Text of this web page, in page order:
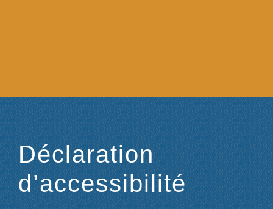
Déclaration
d’accessibilité